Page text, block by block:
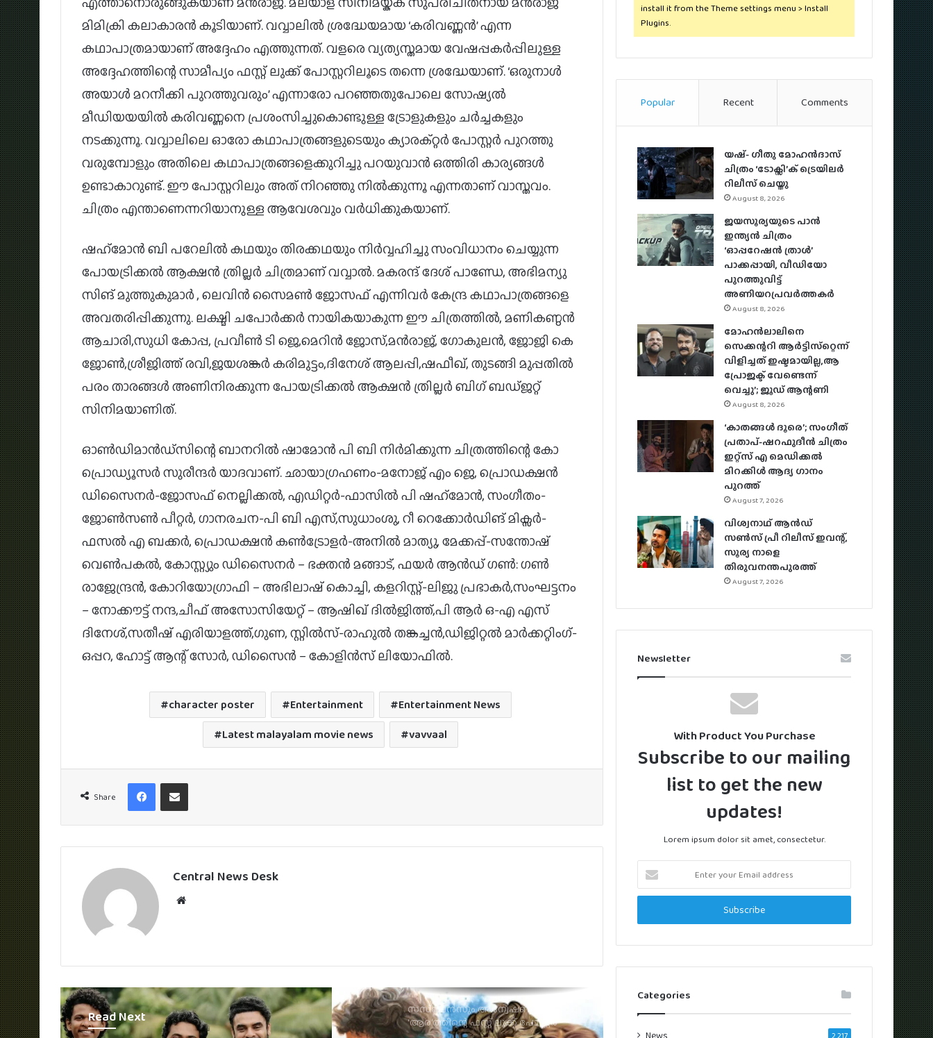
മിമിക്രി കലാകാരൻ കൂടിയാണ്. വവ്വാലിൽ ശ്രദ്ധേയമായ ‘കരിവണ്ണൻ’ എന്ന
കഥാപാത്രമായാണ് അദ്ദേഹം എത്തുന്നത്. വളരെ വ്യത്യസ്തമായ വേഷപ്പകർപ്പിലുള്ള
അദ്ദേഹത്തിന്റെ സാമീപ്യം ഫസ്റ്റ് ലുക്ക് പോസ്റ്ററിലൂടെ തന്നെ ശ്രദ്ധേയാണ്. ‘ഒരുനാൾ
അയാൾ മറനീക്കി പുറത്തുവരും’ എന്നാരോ പറഞ്ഞതുപോലെ സോഷ്യൽ
മീഡിയയയിൽ കരിവണ്ണനെ പ്രശംസിച്ചുകൊണ്ടുള്ള ട്രോളുകളും ചർച്ചകളും
നടക്കുന്നൂ. വവ്വാലിലെ ഓരോ കഥാപാത്രങ്ങളുടെയും ക്യാരക്റ്റർ പോസ്റ്റർ പുറത്തു
വരുമ്പോളും അതിലെ കഥാപാത്രങ്ങളെക്കുറിച്ചു പറയുവാൻ ഒത്തിരി കാര്യങ്ങൾ
ഉണ്ടാകാറുണ്ട്. ഈ പോസ്റ്ററിലും അത് നിറഞ്ഞു നിൽക്കുന്നൂ എന്നതാണ് വാസ്തവം.
ചിത്രം എന്താണെന്നറിയാനുള്ള ആവേശവും വർധിക്കുകയാണ്.
ഷഹ്‌മോൻ ബി പറേലിൽ കഥയും തിരക്കഥയും നിർവ്വഹിച്ചു സംവിധാനം ചെയ്യുന്ന
പോയട്രിക്കൽ ആക്ഷൻ ത്രില്ലർ ചിത്രമാണ് വവ്വാൽ. മകരന്ദ് ദേശ് പാണ്ഡേ, അഭിമന്യു
സിങ് മുത്തുകുമാർ , ലെവിൻ സൈമൺ ജോസഫ് എന്നിവർ കേന്ദ്ര കഥാപാത്രങ്ങളെ
അവതരിപ്പിക്കുന്നു. ലക്ഷ്മി ചപോർക്കർ നായികയാകുന്ന ഈ ചിത്രത്തിൽ, മണികണ്ഠൻ
ആചാരി,സുധി കോപ്പ, പ്രവീൺ ടി ജെ,മെറിൻ ജോസ്,മൻരാജ്, ഗോകുലൻ, ജോജി കെ
ജോൺ,ശ്രീജിത്ത് രവി,ജയശങ്കർ കരിമുട്ടം,ദിനേശ് ആലപ്പി,ഷഫീഖ്, തുടങ്ങി മുപ്പതിൽ
പരം താരങ്ങൾ അണിനിരക്കുന്ന പോയട്രിക്കൽ ആക്ഷൻ ത്രില്ലർ ബിഗ് ബഡ്ജറ്റ്
സിനിമയാണിത്.
ഓൺഡിമാൻഡ്‌സിന്റെ ബാനറിൽ ഷാമോൻ പി ബി നിർമിക്കുന്ന ചിത്രത്തിന്റെ കോ
പ്രൊഡ്യൂസർ സുരീന്ദർ യാദവാണ്. ഛായാ​ഗ്രഹണം-മനോജ് എം ജെ, പ്രൊഡക്ഷൻ
ഡിസൈനർ-ജോസഫ് നെല്ലിക്കൽ, എഡിറ്റർ-ഫാസിൽ പി ഷഹ്‌മോൻ, സം​ഗീതം-
ജോൺസൺ പീറ്റർ, ഗാനരചന-പി ബി എസ്,സുധാംശു, റീ റെക്കോർഡിങ് മിക്സർ-
ഫസൽ എ ബക്കർ, പ്രൊഡക്ഷൻ കൺട്രോളർ-അനിൽ മാത്യു, മേക്കപ്പ്-സന്തോഷ്
വെൺപകൽ, കോസ്റ്റ്യും ഡിസൈനർ – ഭക്തൻ മങ്ങാട്, ഫയർ ആൻഡ് ഗൺ: ഗൺ
രാജേന്ദ്രൻ, കോറിയോഗ്രാഫി – അഭിലാഷ് കൊച്ചി, കളറിസ്റ്റ്-ലിജു പ്രഭാകർ,സംഘട്ടനം
– നോക്കൗട്ട് നന്ദ,ചീഫ് അസോസിയേറ്റ് – ആഷിഖ് ദിൽജിത്ത്,പി ആർ ഒ-എ എസ്
ദിനേശ്,സതീഷ് എരിയാളത്ത്,ഗുണ, സ്റ്റിൽസ്-രാഹുൽ തങ്കച്ചൻ,ഡിജിറ്റൽ മാർക്കറ്റിം​ഗ്-
ഒപ്പറ, ഹോട്ട് ആന്റ് സോർ, ഡിസൈൻ – കോളിൻസ് ലിയോഫിൽ.
character poster Entertainment
Entertainment News
Latest malayalam movie news
vavvaal
Share
FacebookShare via Email
Central News Desk
Read Next
ഇൻഡസ്ട്രി ഹിറ്റ് ചിത്രത്തിന് ശേഷം
പുതിയ ചിത്രം പ്രഖ്യാപിച്ച് ഹാഷിർ,
ബാലന്‍: ദി ബോയ് ഒടിടിയിലേക്ക്
ഫെസ്റ്റിവലില്‍ പുരസ്‌കാരനേട്ടവുമായി
7-ന്!
‘ഗപ്പി‘യുടെ പത്താം വാർഷികം;
ടൊവിനോയും ജോൺപോളും വീണ്ടും
ഒന്നിക്കുന്നു
install it from the Theme settings menu > Install
Plugins.
Popular Recent Comments
യഷ്- ​ഗീതു മോഹൻദാസ്
ചിത്രം ‘ടോക്സി’ക് ട്രെയിലർ
റിലീസ് ചെയ്തു
August 8, 2026
ജയസൂര്യയുടെ പാൻ
ഇന്ത്യൻ ചിത്രം
‘ഓപ്പറേഷൻ ത്രാൾ’
പാക്കപ്പായി, വീഡിയോ
പുറത്തുവിട്ട്
അണിയറപ്രവർത്തകർ
August 8, 2026
മോഹന്‍ലാലിനെ
സെക്കന്ററി ആര്‍ട്ടിസ്‌റ്റെന്ന്
വിളിച്ചത് ഇഷ്ടമായില്ല,ആ
പ്രോജക്ട് വേണ്ടെന്ന്
വെച്ചു’; ജൂഡ് ആന്റണി
August 8, 2026
‘കാതങ്ങൾ ദൂരെ’; സംഗീത്
പ്രതാപ്-ഷറഫുദീൻ ചിത്രം
ഇറ്റ്സ് എ മെഡിക്കൽ
മിറക്കിൾ ആദ്യ ഗാനം
പുറത്ത്
August 7, 2026
വിശ്വനാഥ് ആന്‍ഡ്
സണ്‍സ് പ്രീ റിലീസ് ഇവന്റ്,
സൂര്യ നാളെ
തിരുവനന്തപുരത്ത്
August 7, 2026
Newsletter
With Product You Purchase
Subscribe to our mailing
list to get the new
updates!
Lorem ipsum dolor sit amet, consectetur.
your
Email
Categories
News